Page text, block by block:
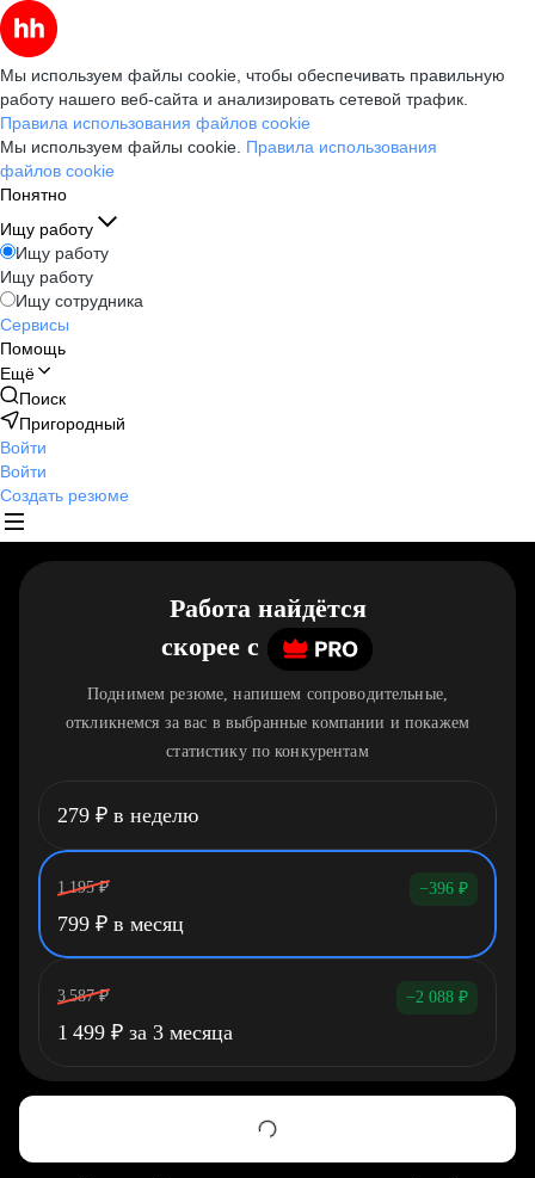
Мы используем файлы cookie, чтобы обеспечивать правильную
работу нашего веб-сайта и анализировать сетевой трафик.
Правила использования файлов cookie
Мы используем файлы cookie. Правила использования
файлов cookie
Понятно
Ищу работу
Ищу работу
Ищу работу
Ищу сотрудника
Сервисы
Помощь
Ещё
Поиск
Пригородный
Войти
Войти
Создать резюме
Работа найдётся
скорее c
Поднимем резюме, напишем сопроводительные,
откликнемся за вас в выбранные компании и покажем
статистику по конкурентам
279 ₽ в неделю
1 195 ₽ −396 ₽
799 ₽ в месяц
3 587 ₽ −2 088 ₽
1 499 ₽ за 3 месяца